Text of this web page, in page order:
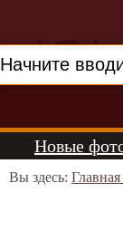
Новые
Вы здесь: